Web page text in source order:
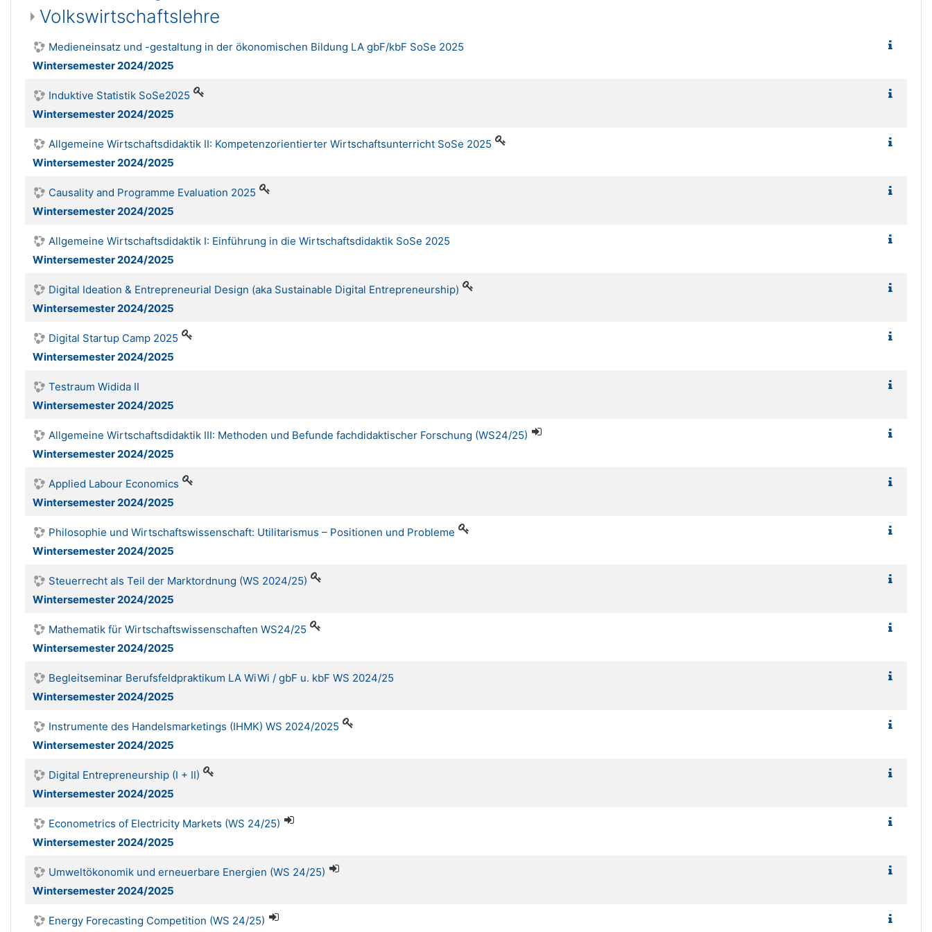
Volkswirtschaftslehre
Medieneinsatz und -gestaltung in der ökonomischen Bildung LA gbF/kbF SoSe 2025
Wintersemester 2024/2025
Induktive Statistik SoSe2025
Wintersemester 2024/2025
Allgemeine Wirtschaftsdidaktik II: Kompetenzorientierter Wirtschaftsunterricht SoSe 2025
Wintersemester 2024/2025
Causality and Programme Evaluation 2025
Wintersemester 2024/2025
Allgemeine Wirtschaftsdidaktik I: Einführung in die Wirtschaftsdidaktik SoSe 2025
Wintersemester 2024/2025
Digital Ideation & Entrepreneurial Design (aka Sustainable Digital Entrepreneurship)
Wintersemester 2024/2025
Digital Startup Camp 2025
Wintersemester 2024/2025
Testraum Widida II
Wintersemester 2024/2025
Allgemeine Wirtschaftsdidaktik III: Methoden und Befunde fachdidaktischer Forschung (WS24/25)
Wintersemester 2024/2025
Applied Labour Economics
Wintersemester 2024/2025
Philosophie und Wirtschaftswissenschaft: Utilitarismus – Positionen und Probleme
Wintersemester 2024/2025
Steuerrecht als Teil der Marktordnung (WS 2024/25)
Wintersemester 2024/2025
Mathematik für Wirtschaftswissenschaften WS24/25
Wintersemester 2024/2025
Begleitseminar Berufsfeldpraktikum LA WiWi / gbF u. kbF WS 2024/25
Wintersemester 2024/2025
Instrumente des Handelsmarketings (IHMK) WS 2024/2025
Wintersemester 2024/2025
Digital Entrepreneurship (I + II)
Wintersemester 2024/2025
Econometrics of Electricity Markets (WS 24/25)
Wintersemester 2024/2025
Umweltökonomik und erneuerbare Energien (WS 24/25)
Wintersemester 2024/2025
Energy Forecasting Competition (WS 24/25)